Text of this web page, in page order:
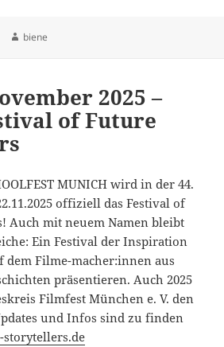
Autor
biene
2025 –
of Future
MUNICH wird in der 44.
offiziell das Festival of
Auch mit neuem Namen bleibt
Ein Festival der Inspiration
Filme-macher:innen aus
präsentieren. Auch 2025
Filmfest München e. V. den
und Infos sind zu finden